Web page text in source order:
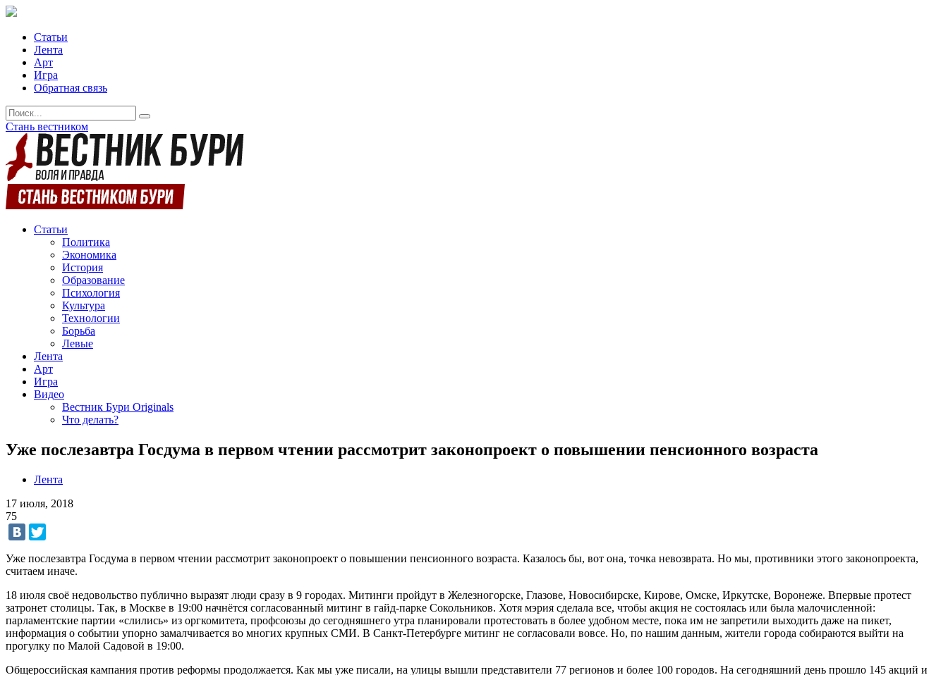
Статьи
Лента
Арт
Игра
Обратная связь
Стань вестником
Статьи
Политика
Экономика
История
Образование
Психология
Культура
Технологии
Борьба
Левые
Лента
Арт
Игра
Видео
Вестник Бури Originals
Что делать?
Уже послезавтра Госдума в первом чтении рассмотрит законопроект о повышении пенсионного возраста
Лента
17 июля, 2018
75
Уже послезавтра Госдума в первом чтении рассмотрит законопроект о повышении пенсионного возраста. Казалось бы, вот она, точка невозврата. Но мы, противники этого законопроекта,
считаем иначе.
18 июля своё недовольство публично выразят люди сразу в 9 городах. Митинги пройдут в Железногорске, Глазове, Новосибирске, Кирове, Омске, Иркутске, Воронеже. Впервые протест
затронет столицы. Так, в Москве в 19:00 начнётся согласованный митинг в гайд-парке Сокольников. Хотя мэрия сделала все, чтобы акция не состоялась или была малочисленной:
парламентские партии «слились» из оргкомитета, профсоюзы до сегодняшнего утра планировали протестовать в более удобном месте, пока им не запретили выходить даже на пикет,
информация о событии упорно замалчивается во многих крупных СМИ. В Санкт-Петербурге митинг не согласовали вовсе. Но, по нашим данным, жители города собираются выйти на
прогулку по Малой Садовой в 19:00.
Общероссийская кампания против реформы продолжается. Как мы уже писали, на улицы вышли представители 77 регионов и более 100 городов. На сегодняшний день прошло 145 акций и